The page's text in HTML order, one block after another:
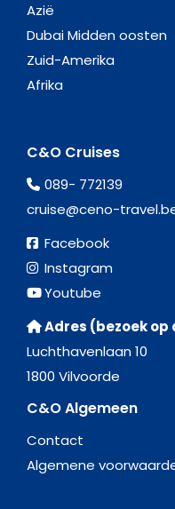
Azië
Dubai Midden oosten
Zuid-Amerika
Afrika
C&O Cruises
089- 772139
cruise@ceno-
Facebook
Instagram
Youtube
Adres (bezoek
Luchthavenlaan 10
1800 Vilvoorde
C&O Algemeen
Contact
Algemene